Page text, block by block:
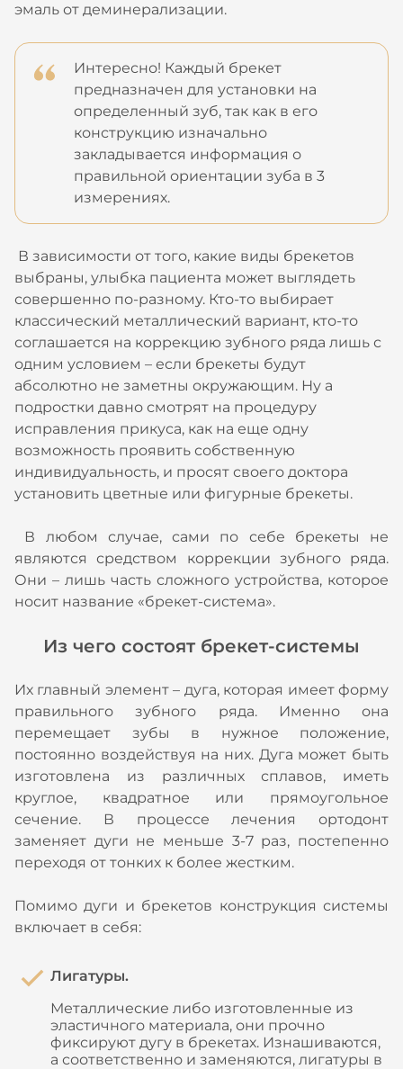
эмаль от деминерализации.
Интересно! Каждый брекет
предназначен для установки на
определенный зуб, так как в его
конструкцию изначально
закладывается информация о
правильной ориентации зуба в 3
измерениях.
В зависимости от того, какие виды брекетов
выбраны, улыбка пациента может выглядеть
совершенно по-разному. Кто-то выбирает
классический металлический вариант, кто-то
соглашается на коррекцию зубного ряда лишь с
одним условием – если брекеты будут
абсолютно не заметны окружающим. Ну а
подростки давно смотрят на процедуру
исправления прикуса, как на еще одну
возможность проявить собственную
индивидуальность, и просят своего доктора
установить цветные или фигурные брекеты.
В любом случае, сами по себе брекеты не
являются средством коррекции зубного ряда.
Они – лишь часть сложного устройства, которое
носит название «брекет-система».
Из чего состоят брекет-системы
Их главный элемент – дуга, которая имеет форму
правильного зубного ряда. Именно она
перемещает зубы в нужное положение,
постоянно воздействуя на них. Дуга может быть
изготовлена из различных сплавов, иметь
круглое, квадратное или прямоугольное
сечение. В процессе лечения ортодонт
заменяет дуги не меньше 3-7 раз, постепенно
переходя от тонких к более жестким.
Помимо дуги и брекетов конструкция системы
включает в себя:
Лигатуры.
Металлические либо изготовленные из
эластичного материала, они прочно
фиксируют дугу в брекетах. Изнашиваются,
а соответственно и заменяются, лигатуры в